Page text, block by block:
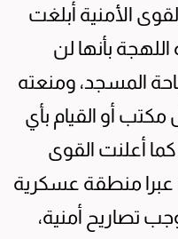
الأمنية أبلغت
بأنها لن
المسجد، ومنعته
أو القيام بأي
كما أعلنت القوى
منطقة عسكرية
تصاريح أمنية،